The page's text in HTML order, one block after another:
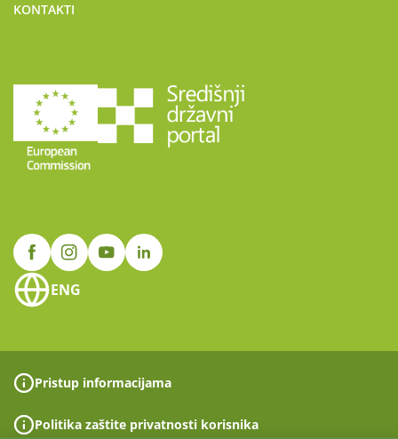
KONTAKTI
ENG
Pristup informacijama
Politika zaštite privatnosti korisnika